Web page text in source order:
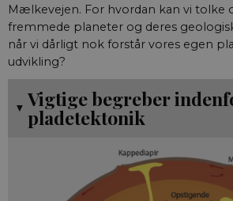
Mælkevejen. For hvordan kan vi tolke
fremmede planeter og deres
når vi dårligt nok forstår vores egen
udvikling?
Vigtige begreber
pladetektonik